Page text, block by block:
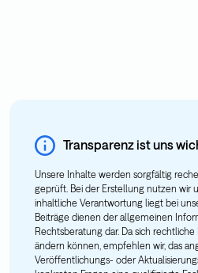
Transparenz ist uns
Unsere Inhalte werden sorgfältig
geprüft. Bei der Erstellung nutzen wir
inhaltliche Verantwortung liegt bei
Beiträge dienen der allgemeinen
Rechtsberatung dar. Da sich
ändern können, empfehlen wir, das
Veröffentlichungs- oder